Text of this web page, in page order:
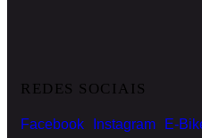
REDES SOCIAIS
Facebook Instagram E-